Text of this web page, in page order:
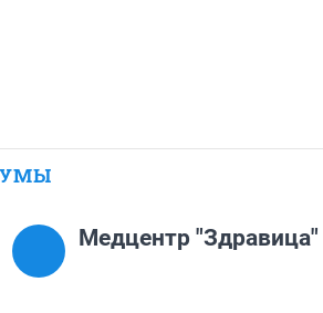
Медцентр "Здравица"